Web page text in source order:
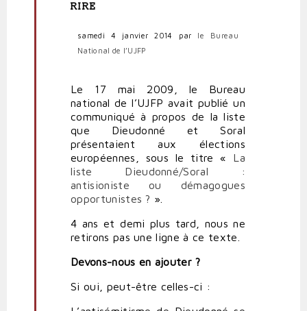
RIRE
samedi 4 janvier 2014 par le Bureau
National de l’UJFP
Le 17 mai 2009, le Bureau
national de l’UJFP avait publié un
communiqué à propos de la liste
que Dieudonné et Soral
présentaient aux élections
européennes, sous le titre « La
liste Dieudonné/Soral :
antisioniste ou démagogues
opportunistes ? ».
4 ans et demi plus tard, nous ne
retirons pas une ligne à ce texte.
Devons-nous en ajouter ?
Si oui, peut-être celles-ci :